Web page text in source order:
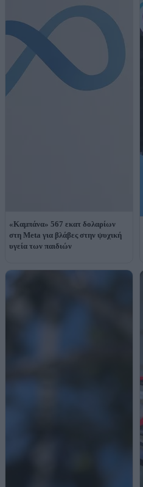
«Καμπάνα» 567 εκατ δολαρίων
στη Meta για βλάβες στην ψυχική
υγεία των παιδιών